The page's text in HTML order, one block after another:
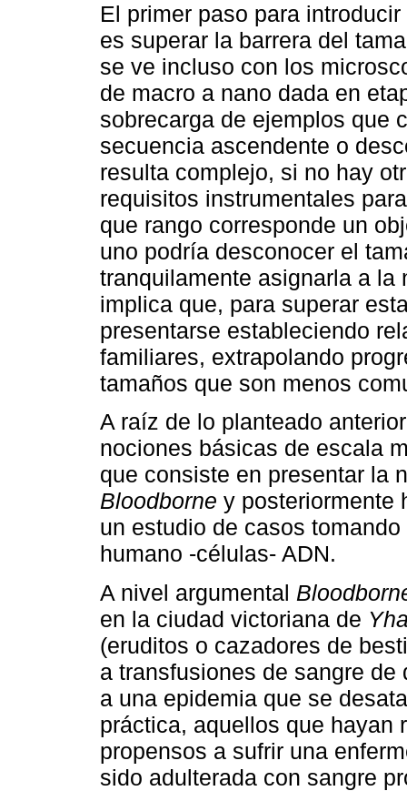
El primer paso para
es superar la barrera del
se ve incluso con los
de macro a nano dada en
sobrecarga de ejemplos que
secuencia ascendente o
resulta complejo, si no hay
requisitos instrumentales
que rango corresponde un
uno podría desconocer el
tranquilamente asignarla a
implica que, para superar
presentarse estableciendo
familiares, extrapolando
tamaños que son menos
A raíz de lo planteado
nociones básicas de escala
que consiste en presentar la
Bloodborne y posteriormente
un estudio de casos
humano -células- ADN.
A nivel argumental
en la ciudad victoriana de
(eruditos o cazadores de
a transfusiones de sangre
a una epidemia que se
práctica, aquellos que hayan
propensos a sufrir una
sido adulterada con sangre